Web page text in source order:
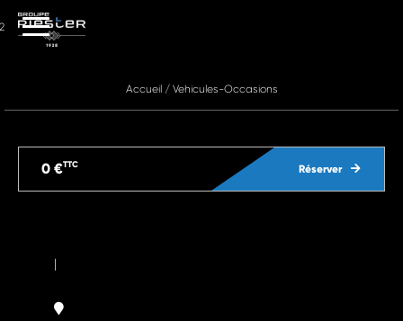
Accueil/ Vehicules-Occasions
Réserver
0 €TTC
|